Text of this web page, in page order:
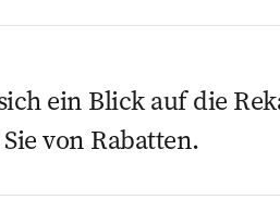
ein Blick auf die
von Rabatten.